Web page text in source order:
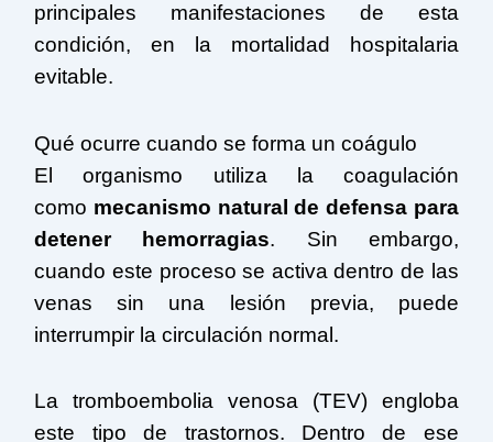
principales manifestaciones de esta
condición, en la mortalidad hospitalaria
evitable.
Qué ocurre cuando se forma un coágulo
El organismo utiliza la coagulación
como mecanismo natural de defensa para
detener hemorragias. Sin embargo,
cuando este proceso se activa dentro de las
venas sin una lesión previa, puede
interrumpir la circulación normal.
La tromboembolia venosa (TEV) engloba
este tipo de trastornos. Dentro de ese